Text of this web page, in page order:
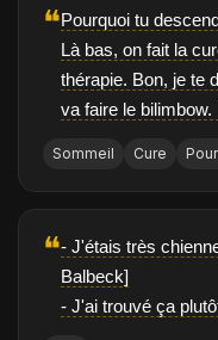
❝Pourquoi tu
Là bas, on fait la
thérapie. Bon, je te
va faire le
Sommeil Cure
❝- J'étais très
Balbeck]
- J'ai trouvé ça